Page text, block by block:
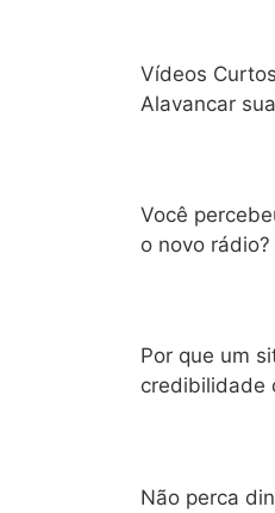
Vídeos
Alavancar
Você
o novo rádio?
Por que um
credibilidade
Não perca